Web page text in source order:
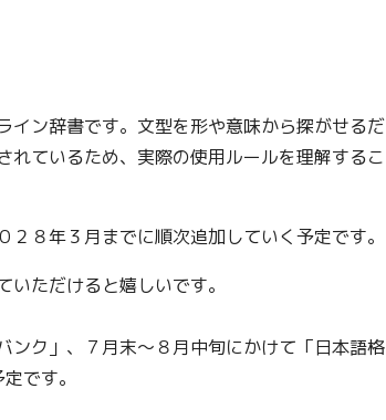
イン辞書です。文型を形や意味から探がせるだ
ているため、実際の使用ルールを理解するこ
８年３月までに順次追加していく予定です。
ただけると嬉しいです。
ンク」、７月末～８月中旬にかけて「日本語格
です。